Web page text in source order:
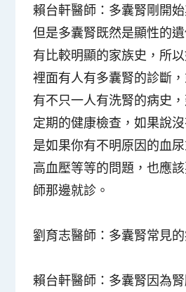
賴台軒醫師： 多囊腎剛開
但是多囊腎既然是顯性的
有比較明顯的家族史，所
裡面有人有多囊腎的診斷
有不只一人有洗腎的病史
定期的健康檢查，如果說
是如果你有不明原因的血
高血壓等等的問題，也應
師那邊就診。
劉育志醫師： 多囊腎常見
賴台軒醫師： 多囊腎因為